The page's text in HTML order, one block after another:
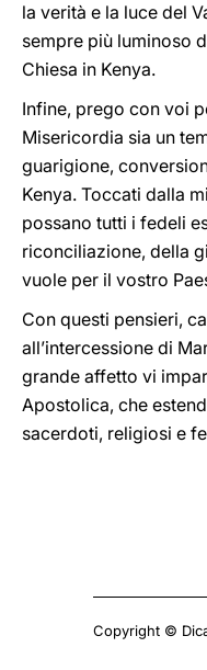
la verità e la luce del
sempre più luminoso
Chiesa in Kenya.
Infine, prego con voi
Misericordia sia un
guarigione,
Kenya. Toccati dalla
possano tutti i fedeli
riconciliazione, della
vuole per il vostro
Con questi pensieri,
all’intercessione di
grande affetto vi
Apostolica, che
sacerdoti, religiosi e
Copyright ©